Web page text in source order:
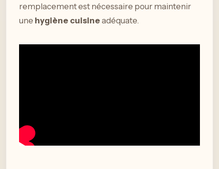
remplacement est nécessaire pour maintenir
une hygiène cuisine adéquate.